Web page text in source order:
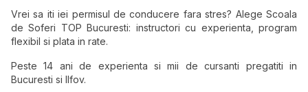
Vrei sa iti iei permisul de conducere fara stres? Alege Scoala
de Soferi TOP Bucuresti: instructori cu experienta, program
flexibil si plata in rate.
Peste 14 ani de experienta si mii de cursanti pregatiti in
Bucuresti si Ilfov.